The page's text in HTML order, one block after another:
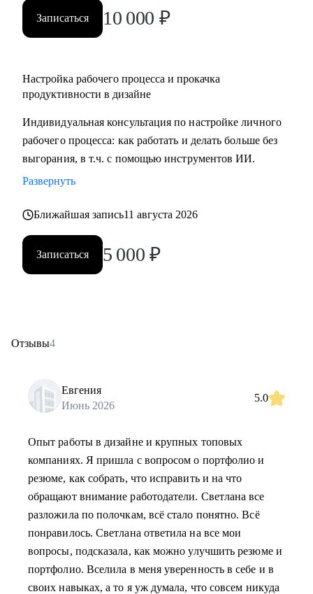
Записаться 10 000 ₽
Настройка рабочего процесса и прокачка
продуктивности в дизайне
Индивидуальная консультация по настройке личного
рабочего процесса: как работать и делать больше без
выгорания, в т.ч. с помощью инструментов ИИ.
Развернуть
Ближайшая запись11 августа 2026
Записаться 5 000 ₽
Отзывы4
Евгения
Июнь 2026
5.0
Опыт работы в дизайне и крупных топовых
компаниях. Я пришла с вопросом о портфолио и
резюме, как собрать, что исправить и на что
обращают внимание работодатели. Светлана все
разложила по полочкам, всё стало понятно. Всё
понравилось. Светлана ответила на все мои
вопросы, подсказала, как можно улучшить резюме и
портфолио. Вселила в меня уверенность в себе и в
своих навыках, а то я уж думала, что совсем никуда